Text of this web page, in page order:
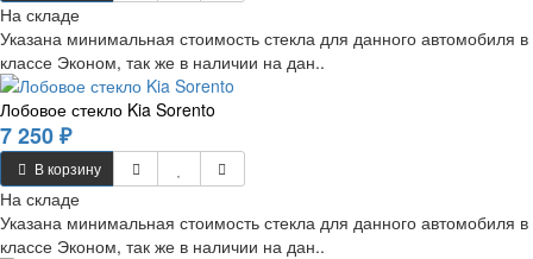
На складе
Указана минимальная стоимость стекла для данного автомобиля в
классе Эконом, так же в наличии на дан..
Лобовое стекло Kia Sorento
7 250 ₽
В корзину
На складе
Указана минимальная стоимость стекла для данного автомобиля в
классе Эконом, так же в наличии на дан..